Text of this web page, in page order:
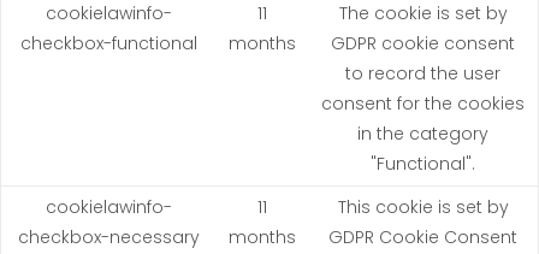
cookielawinfo-
checkbox-functional
11
months
The cookie is set by
GDPR cookie consent
to record the user
consent for the cookies
in the category
"Functional".
cookielawinfo-
checkbox-necessary
11
months
This cookie is set by
GDPR Cookie Consent